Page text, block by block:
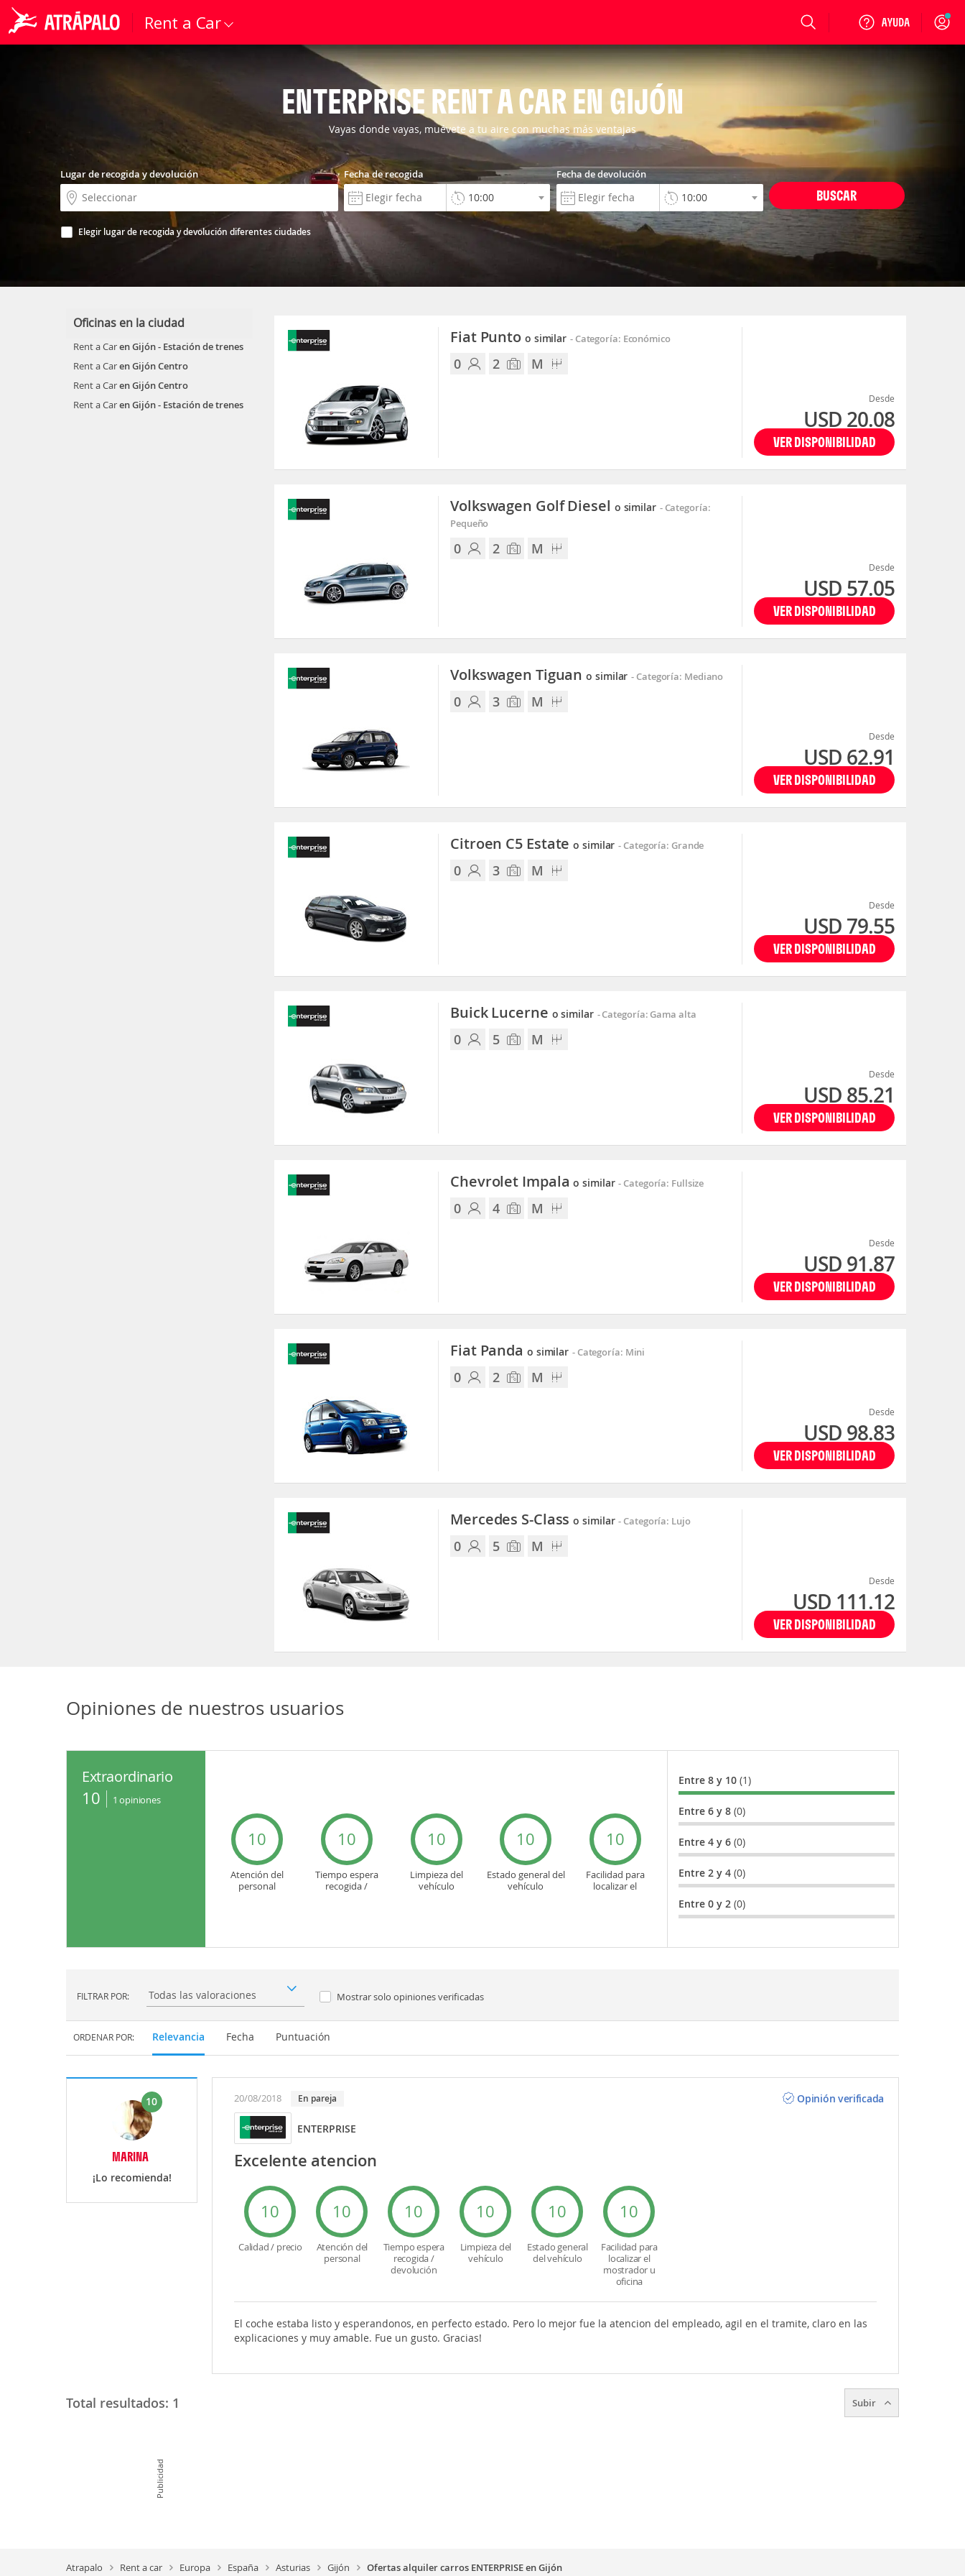
Rent a Car Login
ENTERPRISE RENT A CAR EN GIJÓN
Vayas donde vayas, muévete a tu aire con muchas más ventajas
Lugar de recogida y devolución
Elegir lugar de recogida y devolución diferentes ciudades
Fecha de recogida Fecha de devolución
BUSCAR
Fiat Punto o similar -Categoría: Económico
0 2 M
Desde
USD 20.08
VER DISPONIBILIDAD
Volkswagen Golf Diesel o similar -Categoría:
Pequeño
0 2 M
Desde
USD 57.05
VER DISPONIBILIDAD
Volkswagen Tiguano similar - Categoría: Mediano
0 3 M
Desde
USD 62.91
VER DISPONIBILIDAD
Citroen C5 Estateo similar - Categoría: Grande
0 3 M
Desde
USD 79.55
VER DISPONIBILIDAD
Buick Lucerne o similar -Categoría: Gama alta
0 5 M
Desde
USD 85.21
VER DISPONIBILIDAD
Chevrolet Impalao similar - Categoría: Fullsize
0 4 M
Desde
USD 91.87
VER DISPONIBILIDAD
Fiat Panda o similar -Categoría: Mini
0 2 M
Desde
USD 98.83
VER DISPONIBILIDAD
Mercedes S-Classo similar - Categoría: Lujo
0 5 M
Desde
USD 111.12
VER DISPONIBILIDAD
Oficinas en la ciudad
Rent a Caren Gijón - Estación de trenes
Rent a Caren Gijón Centro
Rent a Caren Gijón Centro
Rent a Caren Gijón - Estación de trenes
Opiniones de nuestros usuarios
Extraordinario
10 1 opiniones
10
Atención del
personal
10
Tiempo espera
recogida /
10
Limpieza del
vehículo
10
Estado general del
vehículo
10
Facilidad para
localizar el
Entre 8 y 10(1)
Entre 6 y 8(0)
Entre 4 y 6(0)
Entre 2 y 4(0)
Entre 0 y 2(0)
FILTRAR POR: Filtrar por: Mostrar solo opiniones verificadas
ORDENAR POR: Relevancia Fecha Puntuación
10
MARINA
¡Lo recomienda!
20/08/2018 En pareja Opinión verificada
ENTERPRISE
Excelente atencion
10
Calidad / precio
10
Atención del
personal
10
Tiempo espera
recogida /
devolución
10
Limpieza del
vehículo
10
Estado general
del vehículo
10
Facilidad para
localizar el
mostrador u
oficina
El coche estaba listo y esperandonos, en perfecto estado. Pero lo mejor fue la atencion del empleado, agil en el tramite, claro en las
explicaciones y muy amable. Fue un gusto. Gracias!
Total resultados: 1 Subir
Publicidad
Atrapalo Rent a car Europa España Asturias Gijón Ofertas alquiler carros ENTERPRISE en Gijón